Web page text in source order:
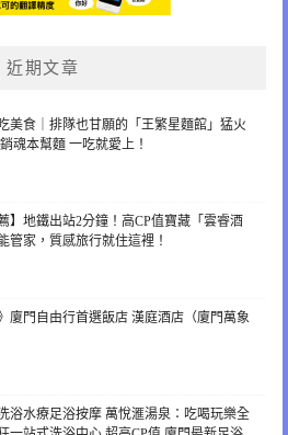
近期文章
美食｜排隊也甘願的「王繁星麵館」猛火
魂本幫麵 一吃就愛上！
】地鐵出站2分鐘！高CP值寶藏「雲睿酒
管家，質感旅行就住這裡！
廈門自由行首選飯店 漢庭酒店（廈門萬象
浴水療足浴按摩 萬悅滙湯泉：吃喝玩樂全